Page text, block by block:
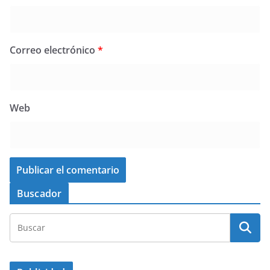
Correo electrónico *
Web
Buscador